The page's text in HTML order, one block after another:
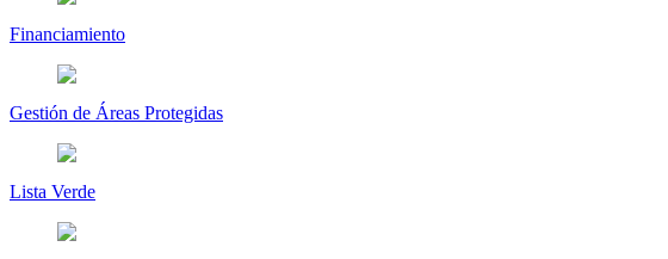
Financiamiento
Gestión de Áreas Protegidas
Lista Verde